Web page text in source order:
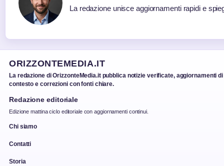
La redazione unisce aggiornamenti rapidi e
ORIZZONTEMEDIA.IT
La redazione di OrizzonteMedia.it pubblica notizie verificate, aggiornamenti di
contesto e correzioni con fonti chiare.
Redazione editoriale
Edizione mattina ciclo editoriale con aggiornamenti continui.
Chi siamo
Contatti
Storia